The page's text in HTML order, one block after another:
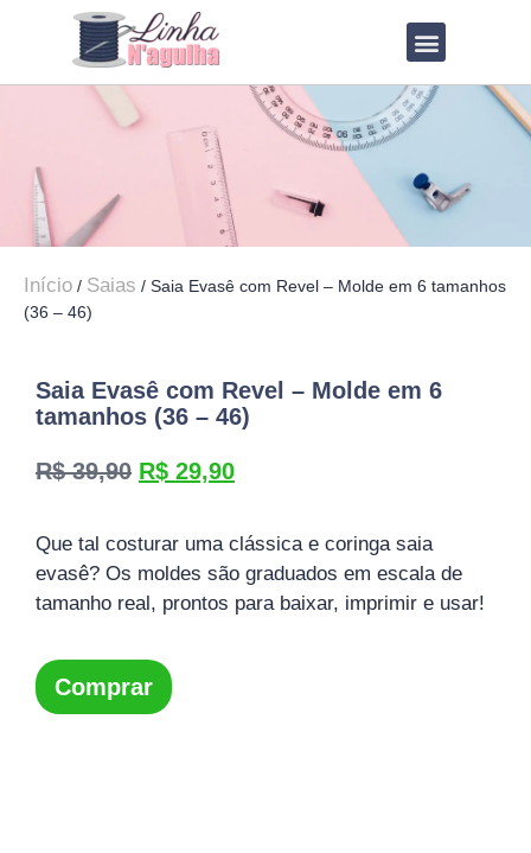
Início / Saias / Saia Evasê com Revel – Molde em 6 tamanhos
(36 – 46)
Saia Evasê com Revel – Molde em 6
tamanhos (36 – 46)
R$39,90 R$ 29,90
Que tal costurar uma clássica e coringa saia
evasê? Os moldes são graduados em escala de
tamanho real, prontos para baixar, imprimir e usar!
Comprar